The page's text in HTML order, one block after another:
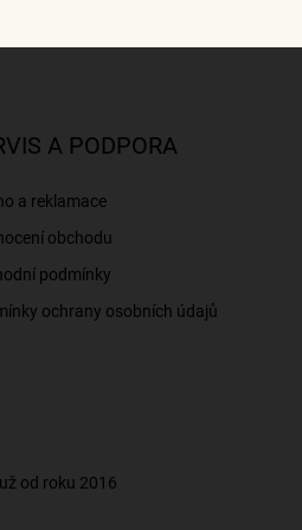
A PODPORA
a reklamace
obchodu
podmínky
ochrany osobních údajů
od roku 2016